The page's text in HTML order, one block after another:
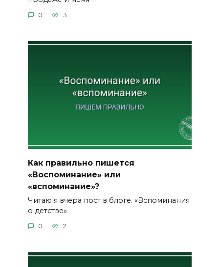
0 3
Как правильно пишется
«Воспоминание» или
«вспоминание»?
Читаю я вчера пост в блоге. «Вспоминания
о детстве»
0 2